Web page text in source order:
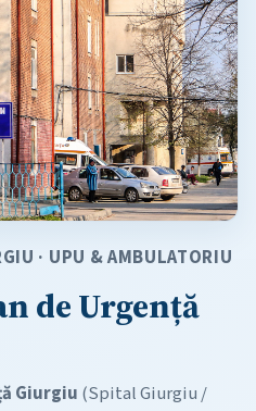
· UPU & AMBULATORIU
de Urgență
Giurgiu (Spital Giurgiu /